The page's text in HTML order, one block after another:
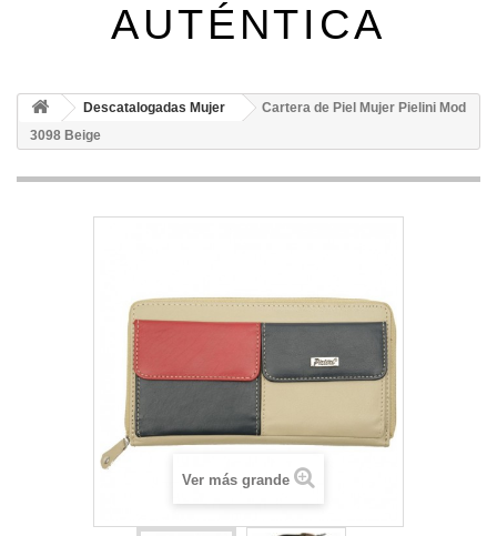
AUTÉNTICA
Descatalogadas Mujer
Cartera de Piel Mujer Pielini Mod
3098 Beige
Ver más grande